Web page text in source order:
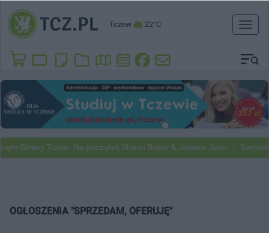
Tczew 22°C
Toggle
Gminy Tczew. Na początek Shaun Baker & Jessica Jean
OGŁOSZENIA "SPRZEDAM, OFERUJĘ"